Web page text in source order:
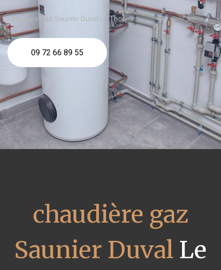
chaudière gaz Saunier Duval Le Thor
09 72 66 89 55
chaudière gaz
Saunier Duval Le